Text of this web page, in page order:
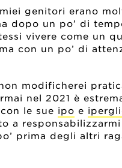
genitori erano
dopo un po’ di
vivere come un
con un po’ di
modificherei
nel 2021 è
le sue ipo e
a responsabilizzarmi
prima degli altri